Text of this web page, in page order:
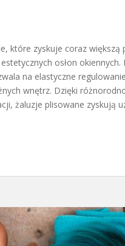
które zyskuje coraz większą
osłon
na elastyczne
wnętrz. Dzięki
żaluzje plisowane zyskują